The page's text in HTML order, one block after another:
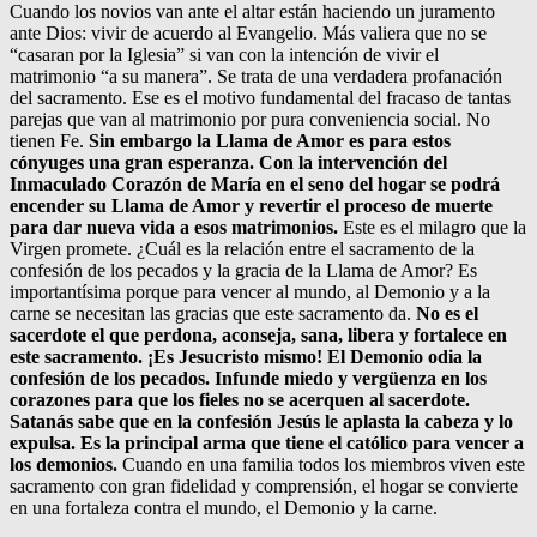
Cuando los novios van ante el altar están haciendo un juramento
ante Dios: vivir de acuerdo al Evangelio. Más valiera que no se
“casaran por la Iglesia” si van con la intención de vivir el
matrimonio “a su manera”. Se trata de una verdadera profanación
del sacramento. Ese es el motivo fundamental del fracaso de tantas
parejas que van al matrimonio por pura conveniencia social. No
tienen Fe. Sin embargo la Llama de Amor es para estos
cónyuges una gran esperanza. Con la intervención del
Inmaculado Corazón de María en el seno del hogar se podrá
encender su Llama de Amor y revertir el proceso de muerte
para dar nueva vida a esos matrimonios. Este es el milagro que la
Virgen promete. ¿Cuál es la relación entre el sacramento de la
confesión de los pecados y la gracia de la Llama de Amor? Es
importantísima porque para vencer al mundo, al Demonio y a la
carne se necesitan las gracias que este sacramento da. No es el
sacerdote el que perdona, aconseja, sana, libera y fortalece en
este sacramento. ¡Es Jesucristo mismo! El Demonio odia la
confesión de los pecados. Infunde miedo y vergüenza en los
corazones para que los fieles no se acerquen al sacerdote.
Satanás sabe que en la confesión Jesús le aplasta la cabeza y lo
expulsa. Es la principal arma que tiene el católico para vencer a
los demonios. Cuando en una familia todos los miembros viven este
sacramento con gran fidelidad y comprensión, el hogar se convierte
en una fortaleza contra el mundo, el Demonio y la carne.